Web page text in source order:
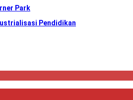
Park
Pendidikan